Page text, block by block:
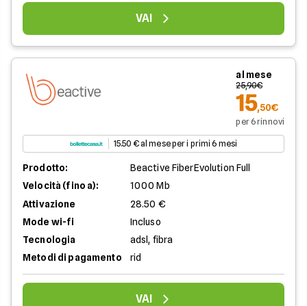
VAI
al mese
25,90€
15,50€
per 6 rinnovi
15.50 € al mese per i primi 6 mesi
Prodotto:
Beactive FiberEvolution Full
Velocità (fino a):
1000 Mb
Attivazione
28.50 €
Mode wi-fi
Incluso
Tecnologia
adsl, fibra
Metodi di pagamento
rid
VAI